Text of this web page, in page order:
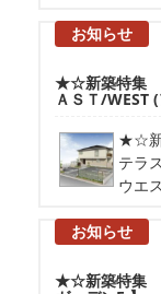
お知らせ
★☆新築特集
ＡＳＴ/WEST
★☆新
テラ
ウエ
お知らせ
★☆新築特集